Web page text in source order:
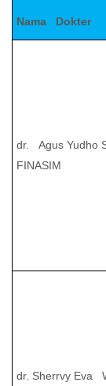
Nama Dokter
dr. Agus Yudho
FINASIM
dr. Sherrvy Eva